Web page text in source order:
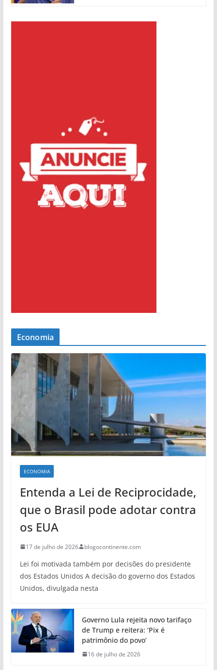
Economia
ECONOMIA
Entenda a Lei de Reciprocidade,
que o Brasil pode adotar contra
os EUA
17 de julho de 2026 blogocontinente.com
Lei foi motivada também por decisões do presidente
dos Estados Unidos A decisão do governo dos Estados
Unidos, divulgada nesta
Governo Lula rejeita novo tarifaço
de Trump e reitera: ‘Pix é
patrimônio do povo’
16 de julho de 2026